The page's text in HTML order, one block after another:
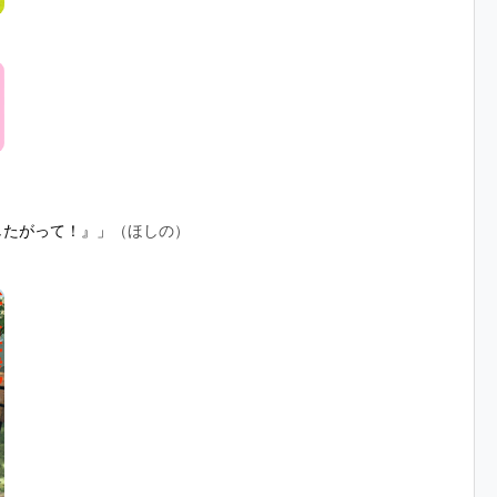
がって！』」 （ほしの）